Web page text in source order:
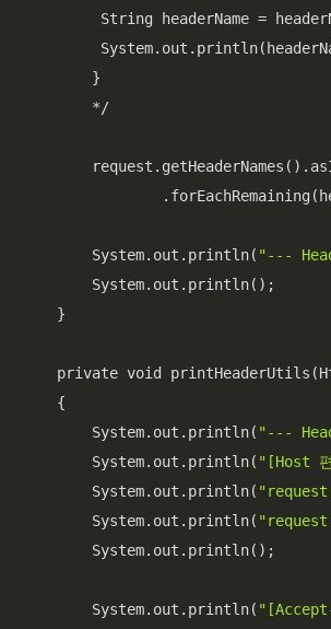
String headerName =
        }
        */
        System.out.println(
"---
        System.out.println();
    }
private void
    {
        System.out.println(
"---
        System.out.println(
"[Host
        System.out.println(
        System.out.println(
        System.out.println();
        System.out.println(